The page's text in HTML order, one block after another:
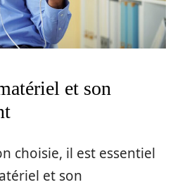
et son
choisie, il est essentiel
et son